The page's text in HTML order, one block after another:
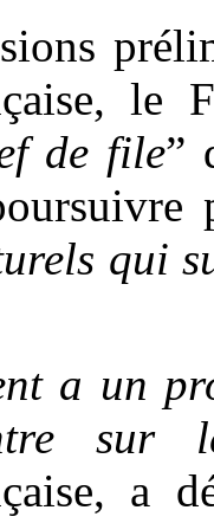
le
de file”
qui
a un
sur
a